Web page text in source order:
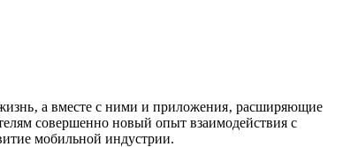
а вместе с ними и приложения‚ расширяющие
совершенно новый опыт взаимодействия с
мобильной индустрии.